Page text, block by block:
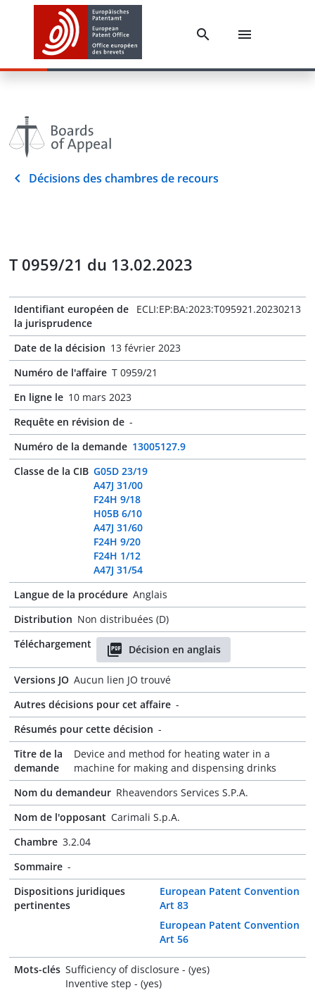
Décisions des chambres de recours
T 0959/21 du 13.02.2023
Identifiant européen de
la jurisprudence
ECLI:EP:BA:2023:T095921.20230213
Date de la décision 13 février 2023
Numéro de l'affaire T 0959/21
En ligne le 10 mars 2023
Requête en révision de -
Numéro de la demande 13005127.9
Classe de la CIB G05D 23/19
A47J 31/00
F24H 9/18
H05B 6/10
A47J 31/60
F24H 9/20
F24H 1/12
A47J 31/54
Langue de la procédure Anglais
Distribution Non distribuées (D)
Téléchargement
Décision en anglais
Versions JO Aucun lien JO trouvé
Autres décisions pour cet affaire -
Résumés pour cette décision -
Titre de la
demande
Device and method for heating water in a
machine for making and dispensing drinks
Nom du demandeur Rheavendors Services S.P.A.
Nom de l'opposant Carimali S.p.A.
Chambre 3.2.04
Sommaire -
Dispositions juridiques
pertinentes
European Patent Convention
Art 83
European Patent Convention
Art 56
Mots-clés Sufficiency of disclosure - (yes)
Inventive step - (yes)